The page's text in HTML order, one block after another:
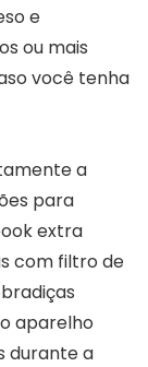
e
ou mais
você tenha
a
para
extra
com filtro de
aparelho
durante a